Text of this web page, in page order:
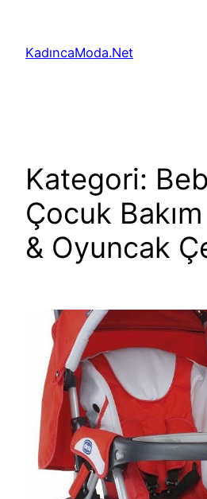
KadıncaModa.Net
Kategori:
Çocuk
& Oyuncak